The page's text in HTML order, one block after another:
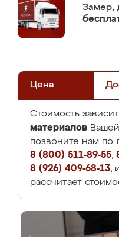
Замер,
Цена
Стоимость
материалов
позвоните нам по
8 (800) 511-89-55,
8 (926) 409-68-13,
рассчитает